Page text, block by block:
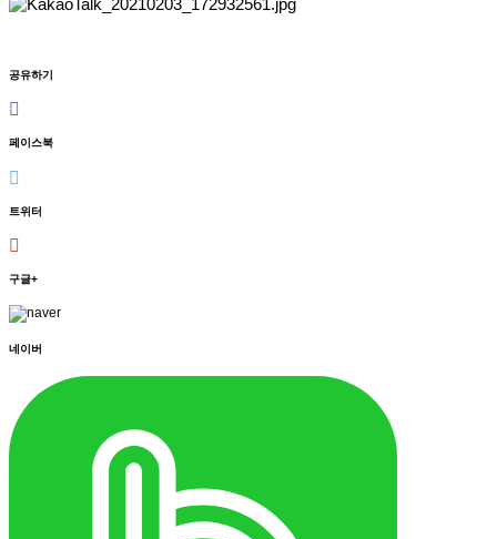
공유하기
페이스북
트위터
구글+
네이버